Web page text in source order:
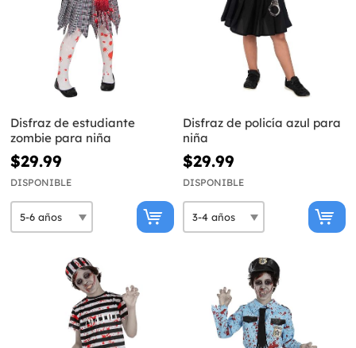
Disfraz de estudiante
zombie para niña
$29.99
DISPONIBLE
Disfraz de policía azul para
niña
$29.99
DISPONIBLE